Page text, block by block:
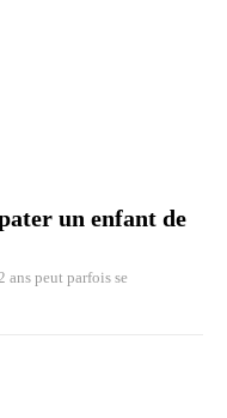
un enfant de
ans peut parfois se